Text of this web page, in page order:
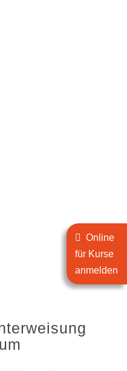
Online
für Kurse
anmelden